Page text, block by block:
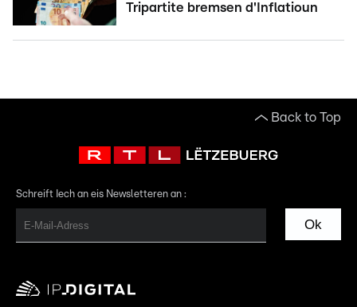
Tripartite bremsen d'Inflatioun
Back to Top
Schreift Iech an eis Newsletteren an :
Ok